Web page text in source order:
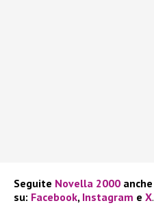
Seguite Novella 2000 anche
su: Facebook, Instagram e X.